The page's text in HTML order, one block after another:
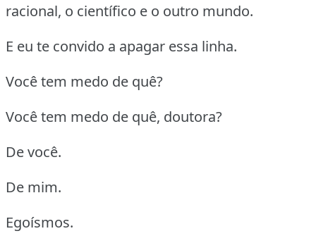
racional, o científico e o outro mundo.
E eu te convido a apagar essa linha.
Você tem medo de quê?
Você tem medo de quê, doutora?
De você.
De mim.
Egoísmos.